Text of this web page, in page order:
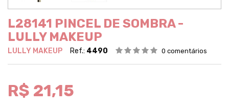
L28141 PINCEL DE SOMBRA -
LULLY MAKEUP
LULLY MAKEUP Ref.: 4490 0 comentários
R$ 21,15